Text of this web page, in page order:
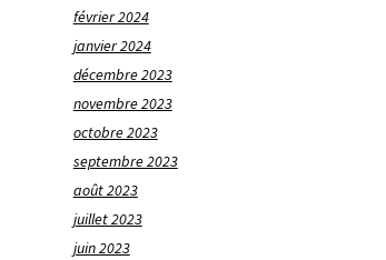
février 2024
janvier 2024
décembre 2023
novembre 2023
octobre 2023
septembre 2023
août 2023
juillet 2023
juin 2023